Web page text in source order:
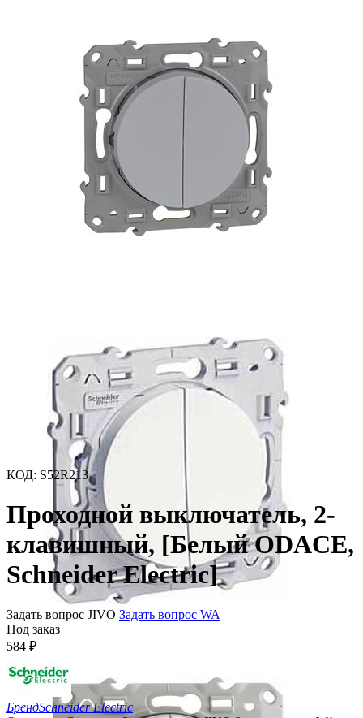
КОД: S52R213
Проходной выключатель, 2-
клавишный, [Белый ODACE,
Schneider Electric]
Задать вопрос JIVO Задать вопрос WA
Под заказ
584 ₽
БрендSchneider Electric